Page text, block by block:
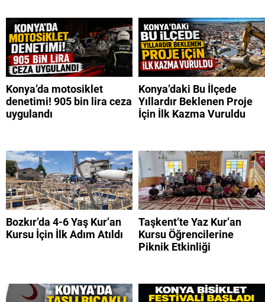
Konya’da motosiklet
denetimi! 905 bin lira ceza
uygulandı
Konya’daki Bu İlçede
Yıllardır Beklenen Proje
İçin İlk Kazma Vuruldu
Bozkır’da 4-6 Yaş Kur’an
Kursu İçin İlk Adım Atıldı
Taşkent’te Yaz Kur’an
Kursu Öğrencilerine
Piknik Etkinliği